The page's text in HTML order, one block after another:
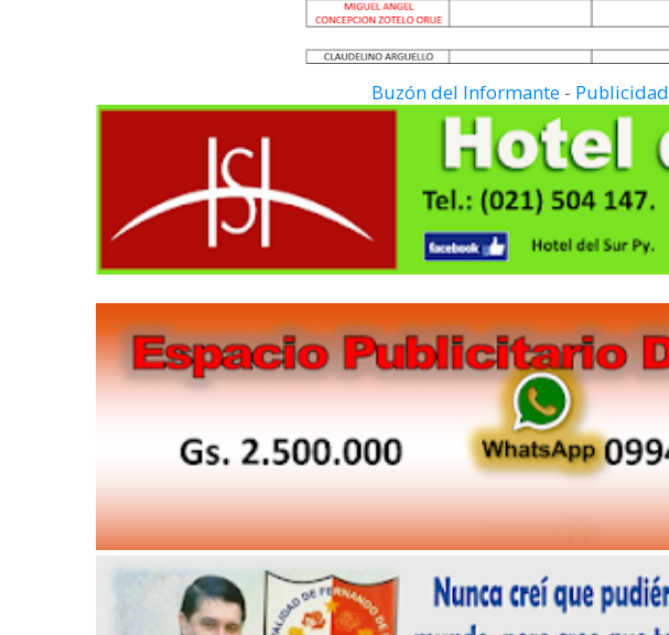
Buzón del Informante - Publicidad